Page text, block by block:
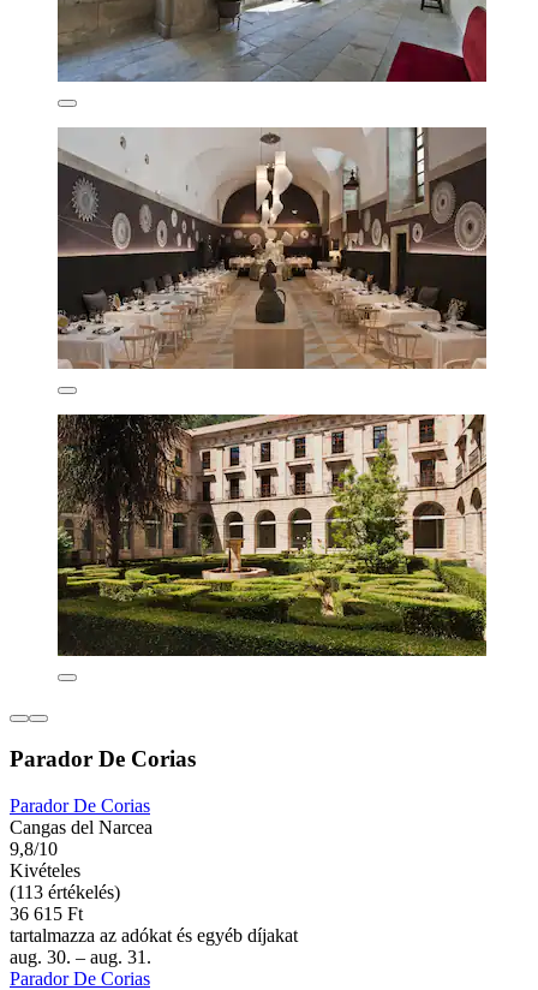
Parador De Corias
Parador De Corias
Cangas del Narcea
9,8/10
Kivételes
(113 értékelés)
36 615 Ft
tartalmazza az adókat és egyéb díjakat
aug. 30. – aug. 31.
Parador De Corias